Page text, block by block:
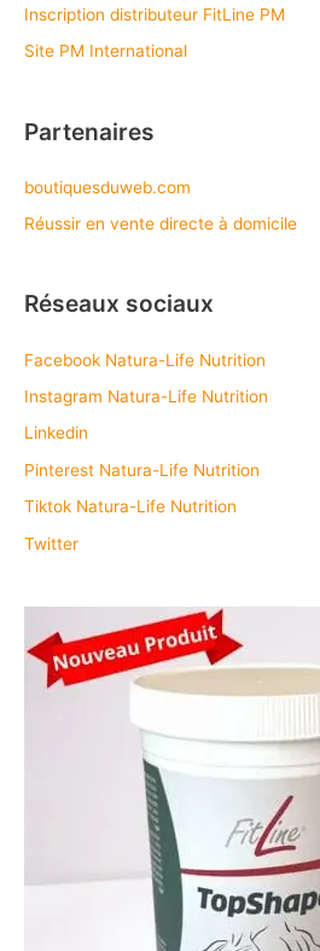
Inscription distributeur FitLine PM
Site PM International
Partenaires
boutiquesduweb.com
Réussir en vente directe à domicile
Réseaux sociaux
Facebook Natura-Life Nutrition
Instagram Natura-Life Nutrition
Linkedin
Pinterest Natura-Life Nutrition
Tiktok Natura-Life Nutrition
Twitter